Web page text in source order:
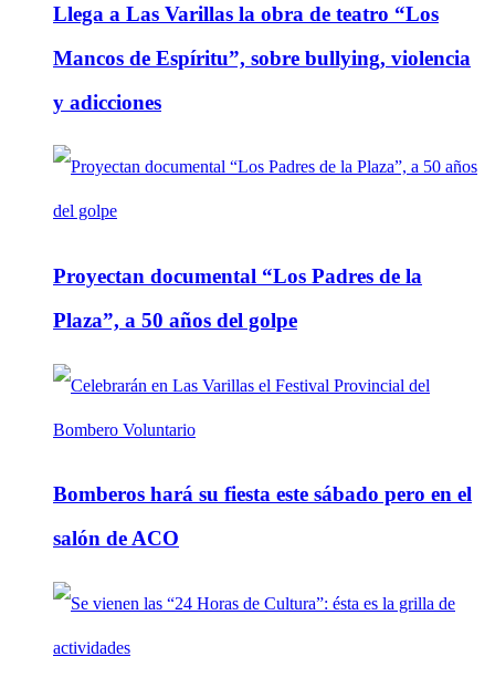
Llega a Las Varillas la obra de teatro “Los
Mancos de Espíritu”, sobre bullying, violencia
y adicciones
Proyectan documental “Los Padres de la
Plaza”, a 50 años del golpe
Bomberos hará su fiesta este sábado pero en el
salón de ACO